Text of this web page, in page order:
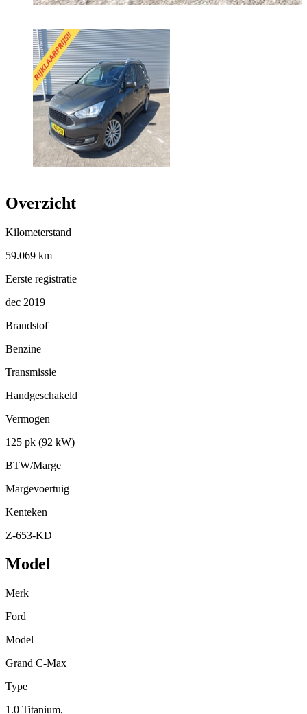
Overzicht
Kilometerstand
59.069 km
Eerste registratie
dec 2019
Brandstof
Benzine
Transmissie
Handgeschakeld
Vermogen
125 pk (92 kW)
BTW/Marge
Margevoertuig
Kenteken
Z-653-KD
Model
Merk
Ford
Model
Grand C-Max
Type
1.0 Titanium,